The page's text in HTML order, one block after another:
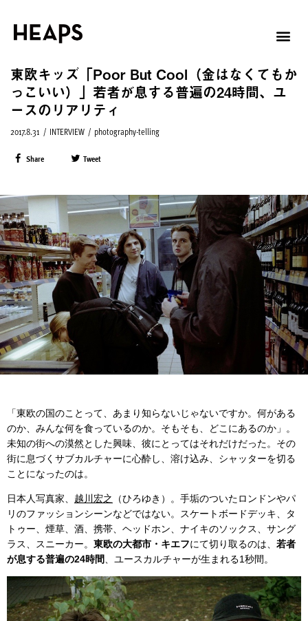
東欧キッズ「Poor But Cool（金はなくてもか
っこいい）」若者が息する普遍の24時間、ユ
ースのリアリティ
2017.8.31 / INTERVIEW / photography-telling
Share Tweet
「東欧の国のことって、あまり知らないじゃないですか。何がある
のか、みんな何を食っているのか。そもそも、どこにあるのか」。
未知の街への漠然とした興味、彼にとってはそれだけだった。その
街に息づくサブカルチャーに心酔し、溶け込み、シャッターを切る
ことになったのは。
日本人写真家、 越川宏之
（ひろゆき）。手垢のついたロンドンやパ
リのファッションシーンなどではない。スケートボードデッキ、タ
トゥー、煙草、酒、携帯、ヘッドホン、ナイキのソックス、サング
ラス、スニーカー。 東欧の大都市・キエフにて切り取るのは、 若者
が息する普遍の24時間
、ユースカルチャーが生まれる1秒間。